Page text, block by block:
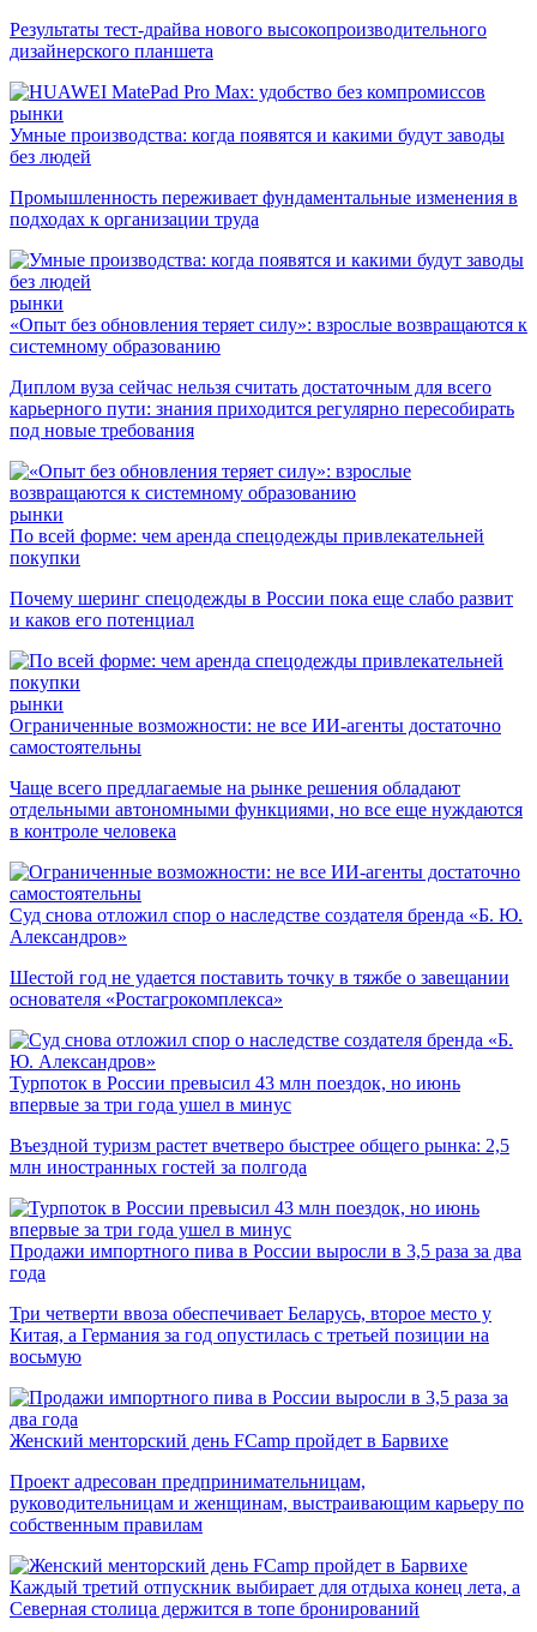
Результаты тест-драйва нового высокопроизводительного
дизайнерского планшета
рынки
Умные производства: когда появятся и какими будут заводы
без людей
Промышленность переживает фундаментальные изменения в
подходах к организации труда
рынки
«Опыт без обновления теряет силу»: взрослые возвращаются к
системному образованию
Диплом вуза сейчас нельзя считать достаточным для всего
карьерного пути: знания приходится регулярно пересобирать
под новые требования
рынки
По всей форме: чем аренда спецодежды привлекательней
покупки
Почему шеринг спецодежды в России пока еще слабо развит
и каков его потенциал
рынки
Ограниченные возможности: не все ИИ-агенты достаточно
самостоятельны
Чаще всего предлагаемые на рынке решения обладают
отдельными автономными функциями, но все еще нуждаются
в контроле человека
Суд снова отложил спор о наследстве создателя бренда «Б. Ю.
Александров»
Шестой год не удается поставить точку в тяжбе о завещании
основателя «Ростагрокомплекса»
Турпоток в России превысил 43 млн поездок, но июнь
впервые за три года ушел в минус
Въездной туризм растет вчетверо быстрее общего рынка: 2,5
млн иностранных гостей за полгода
Продажи импортного пива в России выросли в 3,5 раза за два
года
Три четверти ввоза обеспечивает Беларусь, второе место у
Китая, а Германия за год опустилась с третьей позиции на
восьмую
Женский менторский день FCamp пройдет в Барвихе
Проект адресован предпринимательницам,
руководительницам и женщинам, выстраивающим карьеру по
собственным правилам
Каждый третий отпускник выбирает для отдыха конец лета, а
Северная столица держится в топе бронирований